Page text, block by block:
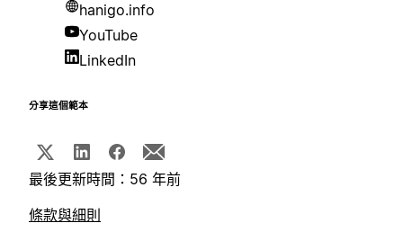
hanigo.info
YouTube
LinkedIn
分享這個範本
最後更新時間：56 年前
條款與細則